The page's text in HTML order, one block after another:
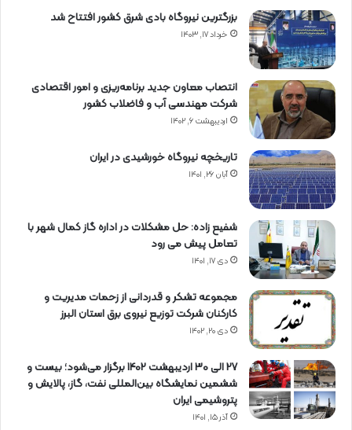
بزرگترین نیروگاه بادی شرق کشور افتتاح شد
خرداد ۱۷, ۱۴۰۳
انتصاب معاون جدید برنامه‌ریزی و امور اقتصادی
شرکت مهندسی آب و فاضلاب کشور
اردیبهشت ۶, ۱۴۰۲
تاریخچه نیروگاه خورشیدی در ایران
آبان ۲۶, ۱۴۰۱
شفیع زاده: حل مشکلات در اداره گاز کمال شهر با
تعامل پیش می رود
دی ۱۷, ۱۴۰۱
مجموعه تشکر و قدردانی از زحمات مدیریت و
کارکنان شرکت توزیع نیروی برق استان البرز
دی ۲۰, ۱۴۰۲
27 الی 30 اردیبهشت 1402 برگزار می‌شود؛ بیست و
ششمین نمایشگاه بین‌المللی نفت، گاز، پالایش و
پتروشیمی ایران
آذر ۱۵, ۱۴۰۱